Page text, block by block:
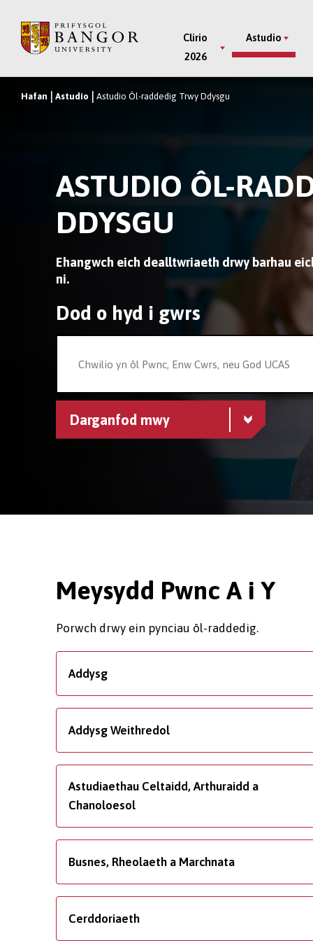
Main
Menu
Clirio
2026
Astudio
Breadcrumb
Hafan Astudio Astudio Ôl-raddedig Trwy Ddysgu
ASTUDIO ÔL-
DDYSGU
Ehangwch eich dealltwriaeth drwy barhau
ni.
Dod o hyd i gwrs
Darganfod mwy
Meysydd Pwnc A i Y
Porwch drwy ein pynciau ôl-raddedig.
Addysg
Addysg Weithredol
Astudiaethau Celtaidd, Arthuraidd a
Chanoloesol
Busnes, Rheolaeth a Marchnata
Cerddoriaeth